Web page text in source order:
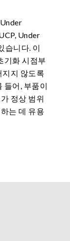
Under
습니다. 이
기화 시점부
지지 않도록
들어, 부품이
정상 범위
는 데 유용